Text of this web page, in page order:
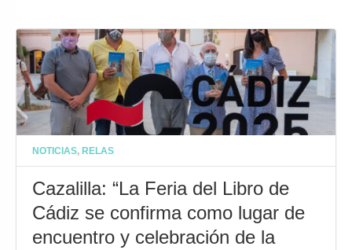
NOTICIAS, RELAS
Cazalilla: “La Feria del Libro de
Cádiz se confirma como lugar de
encuentro y celebración de la